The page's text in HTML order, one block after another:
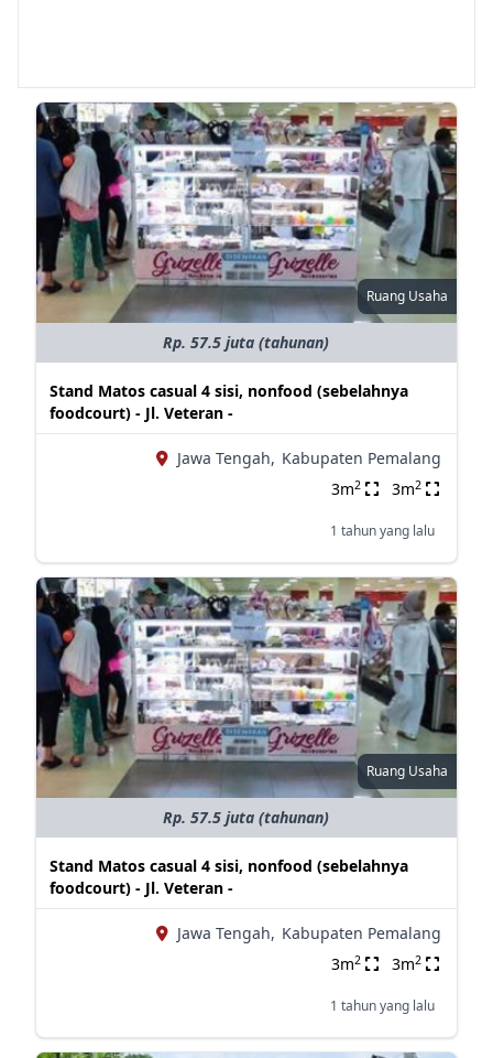
Ruang Usaha
Rp. 57.5 juta (tahunan)
Stand Matos casual 4 sisi, nonfood (sebelahnya
foodcourt) - Jl. Veteran -
Jawa Tengah, Kabupaten Pemalang
3m2 3m2
1 tahun yang lalu
Ruang Usaha
Rp. 57.5 juta (tahunan)
Stand Matos casual 4 sisi, nonfood (sebelahnya
foodcourt) - Jl. Veteran -
Jawa Tengah, Kabupaten Pemalang
3m2 3m2
1 tahun yang lalu